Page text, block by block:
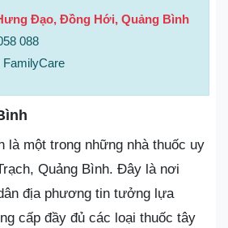
Đạo, Đồng Hới, Quảng Bình
088
FamilyCare
là một trong những nhà thuốc uy
Quảng Bình. Đây là nơi
địa phương tin tưởng lựa
cấp đầy đủ các loại thuốc tây